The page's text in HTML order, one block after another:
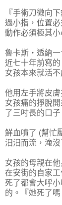
『手術刀微向
過小指，位置
動作必須極其小
魯卡斯‧透納一
近七十年前寫
女孩本來就活
他用左手將皮
女孩痛的掙脫
了三吋長的口子
鮮血噴了 (幫忙
汨汨而流，淹
女孩的母親在
在安街的自家
死了都會大呼
的。『她死了嗎